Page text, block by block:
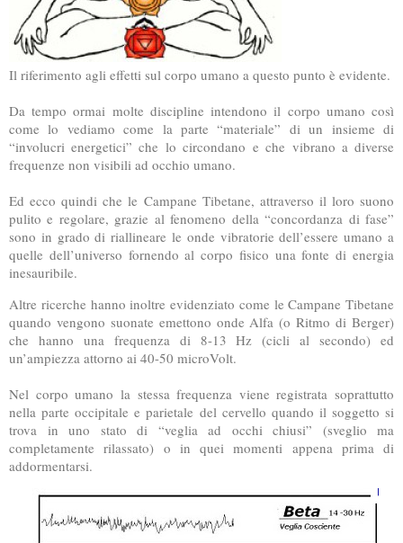
Il riferimento agli effetti sul corpo umano a questo punto è evidente.
Da tempo ormai molte discipline intendono il corpo umano così
come lo vediamo come la parte “materiale” di un insieme di
“involucri energetici” che lo circondano e che vibrano a diverse
frequenze non visibili ad occhio umano.
Ed ecco quindi che le Campane Tibetane, attraverso il loro suono
pulito e regolare, grazie al fenomeno della “concordanza di fase”
sono in grado di riallineare le onde vibratorie dell’essere umano a
quelle dell’universo fornendo al corpo fisico una fonte di energia
inesauribile.
Altre ricerche hanno inoltre evidenziato come le Campane Tibetane
quando vengono suonate emettono onde Alfa (o Ritmo di Berger)
che hanno una frequenza di 8-13 Hz (cicli al secondo) ed
un’ampiezza attorno ai 40-50 microVolt.
Nel corpo umano la stessa frequenza viene registrata soprattutto
nella parte occipitale e parietale del cervello quando il soggetto si
trova in uno stato di “veglia ad occhi chiusi” (sveglio ma
completamente rilassato) o in quei momenti appena prima di
addormentarsi.